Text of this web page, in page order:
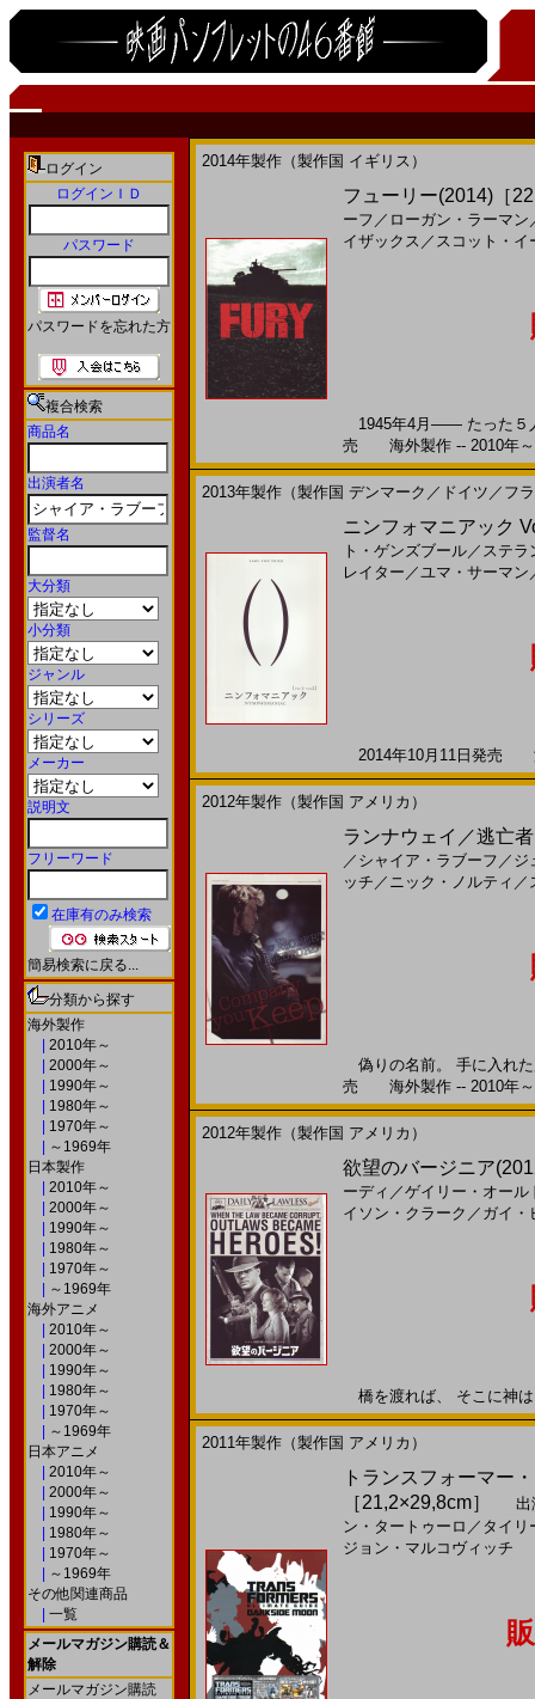
ログイン
ログインＩＤ
パスワード
パスワードを忘れた方
複合検索
商品名
出演者名
監督名
大分類
小分類
ジャンル
シリーズ
メーカー
説明文
フリーワード
在庫有のみ検索
簡易検索に戻る...
分類から探す
海外製作
2010年～
2000年～
1990年～
1980年～
1970年～
～1969年
日本製作
2010年～
2000年～
1990年～
1980年～
1970年～
～1969年
海外アニメ
2010年～
2000年～
1990年～
1980年～
1970年～
～1969年
日本アニメ
2010年～
2000年～
1990年～
1980年～
1970年～
～1969年
その他関連商品
一覧
メールマガジン購読＆
解除
メールマガジン購読
2014年製作（製作国 イギリス）
フューリー(2014)［
ーフ ／ ローガン・ラーマン
イザックス ／ スコット・イ
1945年4月―― たった５
売 海外製作 -- 2010年～
2013年製作（製作国 デンマーク／ドイツ／フ
ニンフォマニアック
ト・ゲンズブール／ ステラ
レイター ／ユマ・サーマン
2014年10月11日発売
2012年製作（製作国 アメリカ）
ランナウェイ／逃亡
／ シャイア・ラブーフ ／ ジ
ッチ ／ ニック・ノルティ ／
偽りの名前。 手に入れた
売 海外製作 -- 2010年～
2012年製作（製作国 アメリカ）
欲望のバージニア
ーディ ／ゲイリー・オール
イソン・クラーク ／ ガイ・
橋を渡れば、 そこに神
2011年製作（製作国 アメリカ）
トランスフォーマー
［21,2×29,8cm］
出
ン・タートゥーロ ／ タイリ
ジョン・マルコヴィッチ